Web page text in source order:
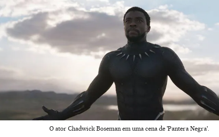
O ator Chadwick Boseman em uma cena de 'Pantera Negra'.